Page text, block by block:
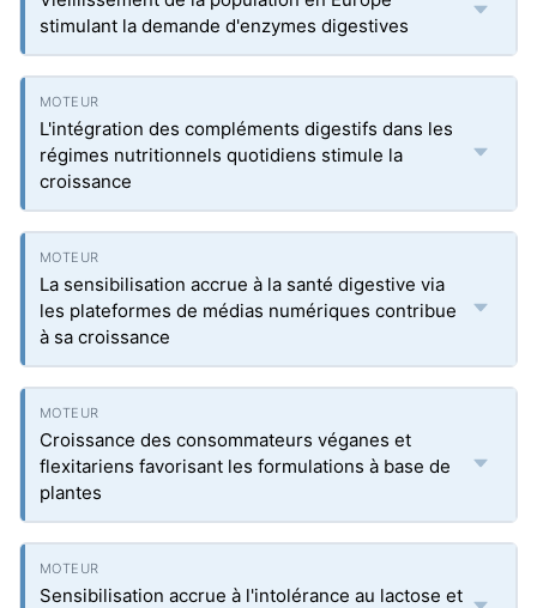
stimulant la demande d'enzymes digestives
L'intégration des compléments digestifs dans les
régimes nutritionnels quotidiens stimule la
croissance
La sensibilisation accrue à la santé digestive via
les plateformes de médias numériques contribue
à sa croissance
Croissance des consommateurs véganes et
flexitariens favorisant les formulations à base de
plantes
Sensibilisation accrue à l'intolérance au lactose et